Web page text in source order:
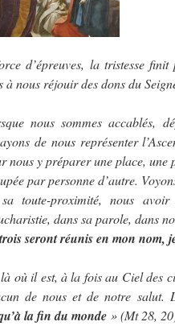
d’épreuves, la tristesse
à nous réjouir des dons du
nous sommes accablés,
de nous représenter
nous y préparer une place, une
par personne d’autre.
toute-proximité, nous
dans sa parole, dans
seront réunis en mon nom,
où il est, à la fois au Ciel des
de nous et de notre
la fin du monde » (Mt 28,